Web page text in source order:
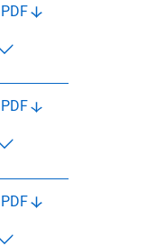
PDF
PDF
PDF